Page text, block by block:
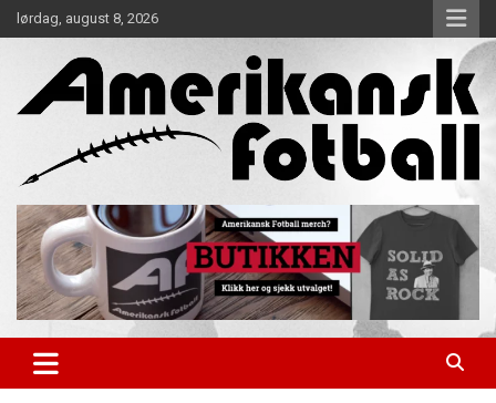
Skip
to
lørdag, august 8, 2026
Amerikansk Fotball